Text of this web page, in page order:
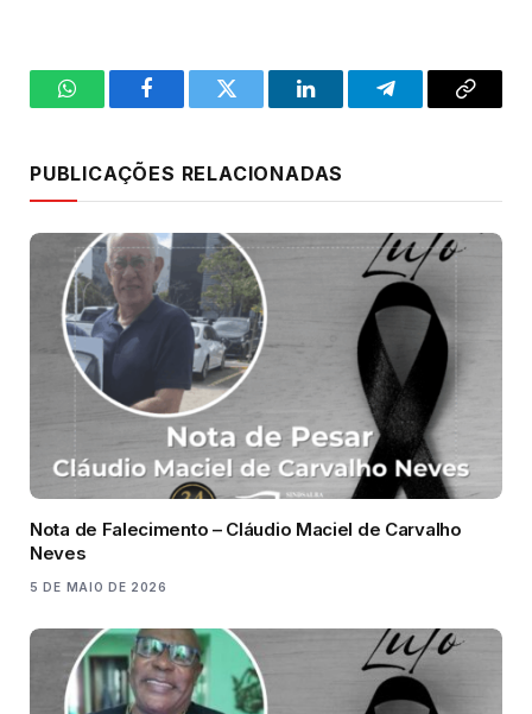
WhatsAppFacebookTwitter LinkedInTelegramCopy
PUBLICAÇÕES RELACIONADAS
Nota de Falecimento – Cláudio Maciel de Carvalho
Neves
5 DE MAIO DE 2026